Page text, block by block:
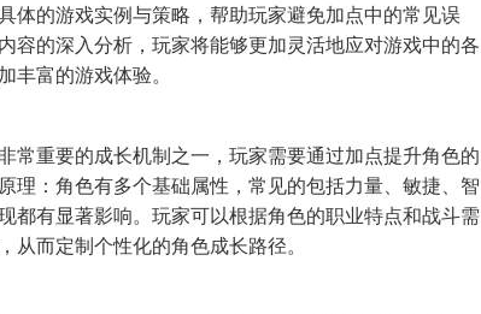
体的游戏实例与策略，帮助玩家避免加点中的常见误
容的深入分析，玩家将能够更加灵活地应对游戏中的各
富的游戏体验。
常重要的成长机制之一，玩家需要通过加点提升角色的
理：角色有多个基础属性，常见的包括力量、敏捷、智
都有显著影响。玩家可以根据角色的职业特点和战斗需
而定制个性化的角色成长路径。